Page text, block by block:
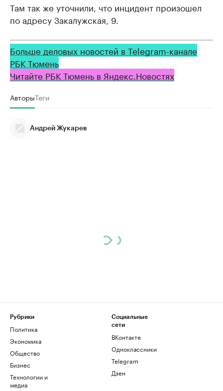
Там так же уточнили, что инцидент произошел
по адресу Закалужская, 9.
Больше деловых новостей в Telegram-канале
РБК Тюмень
Читайте РБК Тюмень в Яндекс.Новостях
АвторыТеги
Андрей Жукарев
Рубрики
Политика
Экономика
Общество
Бизнес
Технологии и
медиа
Социальные
сети
ВКонтакте
Одноклассники
Telegram
Дзен